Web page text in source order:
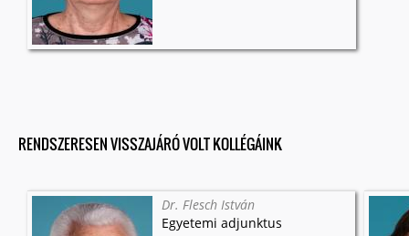
RENDSZERESEN VISSZAJÁRÓ VOLT KOLLÉGÁINK
Dr. Flesch István
Egyetemi adjunktus